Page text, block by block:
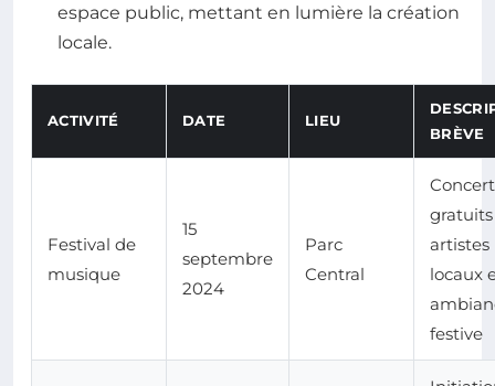
espace public, mettant en lumière la création
locale.
ACTIVITÉ DATE LIEU
BRÈVE
Festival de
musique
15
septembre
2024
Parc
Central
gratuits
artistes
locaux
festive